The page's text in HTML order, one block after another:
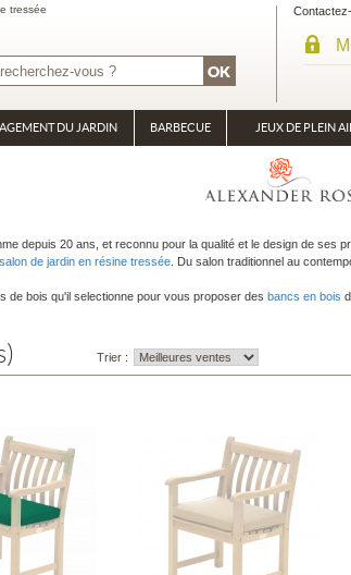
tressée
DU JARDIN BARBECUE
PLANCHA
JEUX DE PLEIN
depuis 20 ans, et reconnu pour la qualité et le design de ses
salon de jardin en résine tressée . Du salon traditionnel au
de bois qu'il selectionne pour vous proposer des bancs en bois
Trier :